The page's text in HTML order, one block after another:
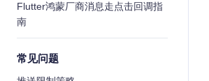
Flutter鸿蒙厂商消息走点击回调指
南
常见问题